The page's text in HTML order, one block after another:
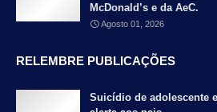
McDonald’s e da AeC.
Agosto 01, 2026
RELEMBRE PUBLICAÇÕES
Suicídio de adolescente